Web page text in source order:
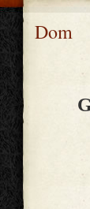
Dom